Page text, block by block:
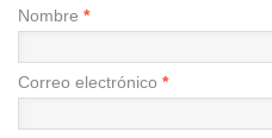
Nombre *
Correo electrónico *